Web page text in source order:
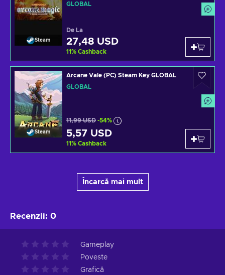
Steam
GLOBAL
De La
27,48 USD
11% Cashback
Steam
Arcane Vale (PC) Steam Key GLOBAL
GLOBAL
11,99 USD -54%
5,57 USD
11% Cashback
Încarcă mai mult
Recenzii: 0
Gameplay
Poveste
Grafică